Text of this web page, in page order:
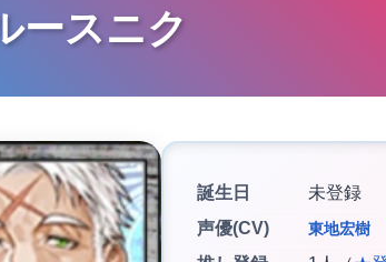
ースニク
誕生日
未登録
声優(CV)
東地宏樹